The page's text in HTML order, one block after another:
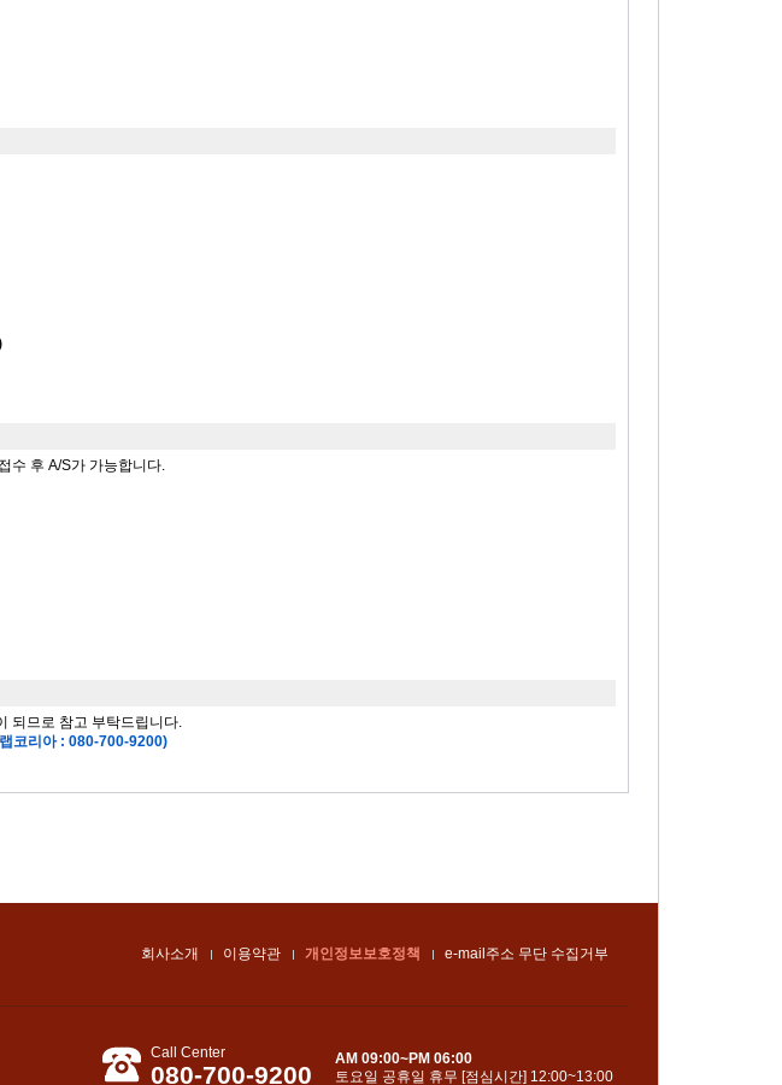
수 후 A/S가 가능합니다.
되므로 참고 부탁드립니다.
코리아 : 080-700-9200)
회사소개 이용약관 개인정보보호정책 e-mail주소 무단 수집거부
Call Center
080-700-9200
AM 09:00~PM 06:00
토요일 공휴일 휴무 [점심시간] 12:00~13:00